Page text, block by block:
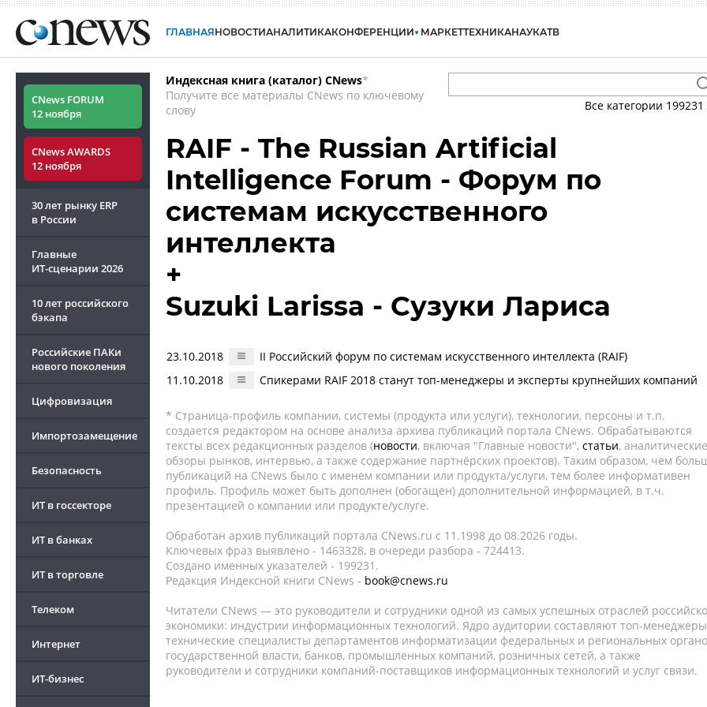
ГЛАВНАЯНОВОСТИАНАЛИТИКАКОНФЕРЕНЦИИ МАРКЕТТЕХНИКАНАУКАТВ
CNews FORUM
12 ноября
CNews AWARDS
12 ноября
30 лет рынку ERP
в России
Главные
ИТ-сценарии 2026
10 лет российского
бэкапа
Российские ПАКи
нового поколения
Цифровизация
Импортозамещение
Безопасность
ИТ в госсекторе
ИТ в банках
ИТ в торговле
Телеком
Интернет
ИТ-бизнес
Индексная книга (каталог) CNews*
Получите все материалы CNews по ключевому
слову
Все категории 199231
RAIF - The Russian Artificial
Intelligence Forum - Форум по
системам искусственного
интеллекта
+
Suzuki Larissa - Сузуки Лариса
23.10.2018
II Российский форум по системам искусственного интеллекта (RAIF)
11.10.2018
Спикерами RAIF 2018 станут топ-менеджеры и эксперты крупнейших компаний
* Страница-профиль компании, системы (продукта или услуги), технологии, персоны и т.п.
создается редактором на основе анализа архива публикаций портала CNews. Обрабатываются
тексты всех редакционных разделов (новости, включая "Главные новости", статьи, аналитические
обзоры рынков, интервью, а также содержание партнёрских проектов). Таким образом, чем
публикаций на CNews было с именем компании или продукта/услуги, тем более информативен
профиль. Профиль может быть дополнен (обогащен) дополнительной информацией, в т.ч.
презентацией о компании или продукте/услуге.
Обработан архив публикаций портала CNews.ru c 11.1998 до 08.2026 годы.
Ключевых фраз выявлено - 1463328, в очереди разбора - 724413.
Создано именных указателей - 199231.
Редакция Индексной книги CNews - book@cnews.ru
Читатели CNews — это руководители и сотрудники одной из самых успешных отраслей
экономики: индустрии информационных технологий. Ядро аудитории составляют топ-
технические специалисты департаментов информатизации федеральных и региональных
государственной власти, банков, промышленных компаний, розничных сетей, а также
руководители и сотрудники компаний-поставщиков информационных технологий и услуг связи.